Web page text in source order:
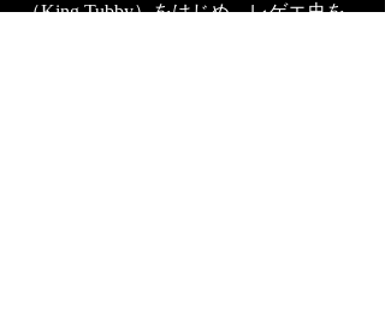
（King Tubby）をはじめ、レゲエ史を